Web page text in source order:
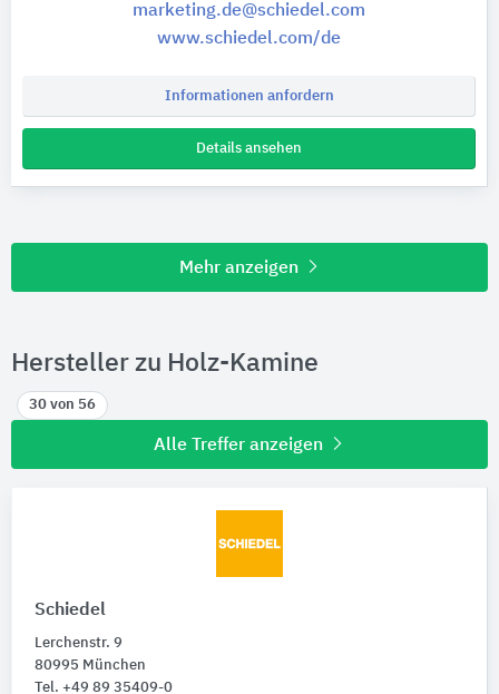
marketing.de@schiedel.com
www.schiedel.com/de
Informationen anfordern
Details ansehen
Mehr anzeigen
Hersteller zu Holz-Kamine
30 von 56
Alle Treffer anzeigen
Schiedel
Lerchenstr. 9
80995 München
Tel. +49 89 35409-0